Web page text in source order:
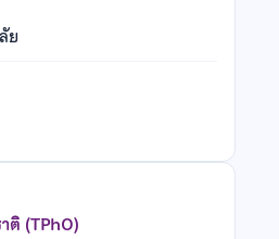
ย
ติ (TPhO)